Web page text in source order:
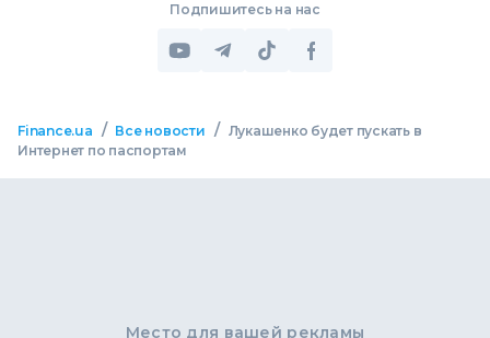
Подпишитесь на нас
Finance.ua / Все новости / Лукашенко будет пускать в
Интернет по паспортам
Место для вашей рекламы